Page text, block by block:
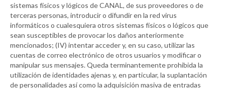
sistemas físicos y lógicos deCANAL , de sus proveedores o de
terceras personas, introducir o difundir en la red virus
informáticos o cualesquiera otros sistemas físicos o lógicos que
sean susceptibles de provocar los daños anteriormente
mencionados; (IV) intentar acceder y, en su caso, utilizar las
cuentas de correo electrónico de otros usuarios y modificar o
manipular sus mensajes. Queda terminantemente prohibida la
utilización de identidades ajenas y, en particular, la suplantación
de personalidades así como la adquisición masiva de entradas